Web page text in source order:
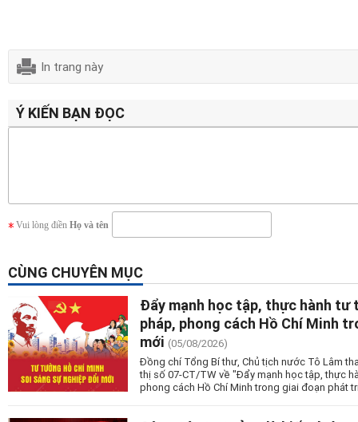
In trang này
Ý KIẾN BẠN ĐỌC
Vui lòng điền Họ và tên
CÙNG CHUYÊN MỤC
Đẩy mạnh học tập, thực hành
pháp, phong cách Hồ Chí Minh
mới (05/08/2026)
Đồng chí Tổng Bí thư, Chủ tịch nước Tô Lâm
thị số 07-CT/TW về "Đẩy mạnh học tập, thực
phong cách Hồ Chí Minh trong giai đoạn phát